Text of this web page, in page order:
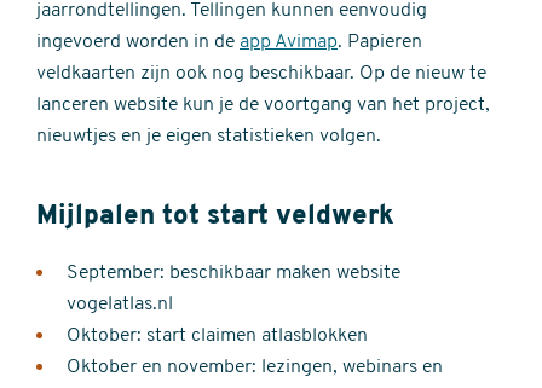
jaarrondtellingen. Tellingen kunnen eenvoudig
ingevoerd worden in de app Avimap. Papieren
veldkaarten zijn ook nog beschikbaar. Op de nieuw te
lanceren website kun je de voortgang van het project,
nieuwtjes en je eigen statistieken volgen.
Mijlpalen tot start veldwerk
September: beschikbaar maken website
vogelatlas.nl
Oktober: start claimen atlasblokken
Oktober en november: lezingen, webinars en